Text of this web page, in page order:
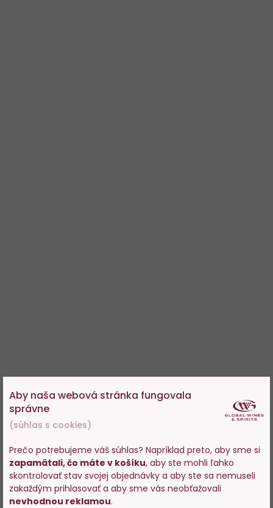
Aby naša webová stránka fungovala
správne
(súhlas s cookies)
Prečo potrebujeme váš súhlas? Napríklad preto, aby sme si
zapamätali, čo máte v košíku, aby ste mohli ľahko
skontrolovať stav svojej objednávky a aby ste sa nemuseli
zakaždým prihlasovať a aby sme vás neobťažovali
nevhodnou reklamou.
Vstupujete na stránky s
predajom alkoholu. Prosím
potvrďte, že Vám už bolo 18